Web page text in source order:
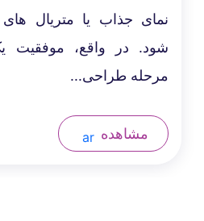
نمای جذاب یا متریال
شود. در واقع، موفقیت
مرحله طراحی...
مشاهده